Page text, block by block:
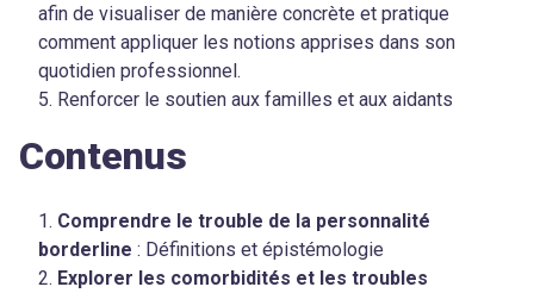
afin de visualiser de manière concrète et pratique
comment appliquer les notions apprises dans son
quotidien professionnel.
Renforcer le soutien aux familles et aux aidants
Contenus
Comprendre le trouble de la personnalité
borderline : Définitions et épistémologie
Explorer les comorbidités et les troubles